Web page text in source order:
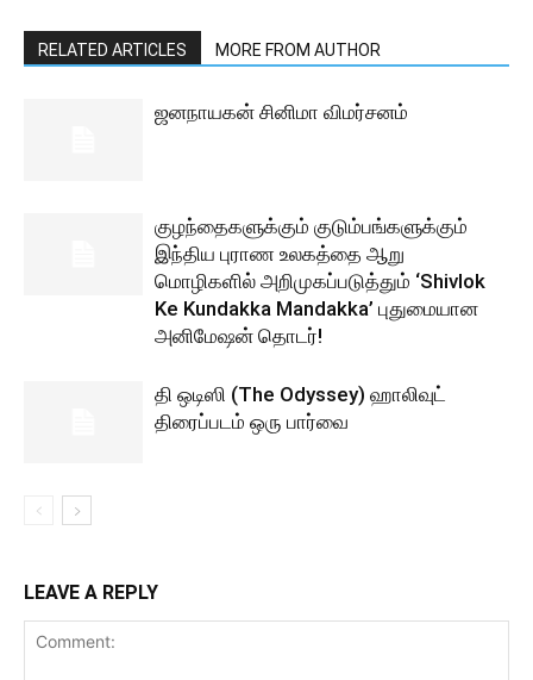
RELATED ARTICLES MORE FROM AUTHOR
ஜனநாயகன் சினிமா விமர்சனம்
குழந்தைகளுக்கும் குடும்பங்களுக்கும்
இந்திய புராண உலகத்தை ஆறு
மொழிகளில் அறிமுகப்படுத்தும் ‘Shivlok
Ke Kundakka Mandakka’ புதுமையான
அனிமேஷன் தொடர்!
தி ஒடிஸி (The Odyssey) ஹாலிவுட்
திரைப்படம் ஒரு பார்வை
LEAVE A REPLY